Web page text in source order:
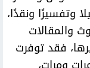
وتفسيرًا ونقدًا،
والمقالات
فقد توفرت